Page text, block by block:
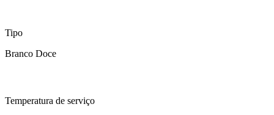
Tipo
Branco Doce
Temperatura de serviço